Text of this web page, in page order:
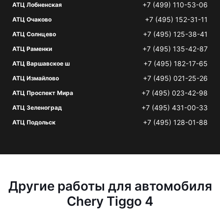
АТЦ Лобненская +7 (499) 110-53-06
АТЦ Очаково +7 (495) 152-31-11
АТЦ Солнцево +7 (495) 125-38-41
АТЦ Раменки +7 (495) 135-42-87
АТЦ Варшавское ш +7 (495) 182-17-65
АТЦ Измайлово +7 (495) 021-25-26
АТЦ Проспект Мира +7 (495) 023-42-98
АТЦ Зеленоград +7 (495) 431-00-33
АТЦ Подольск +7 (495) 128-01-88
Другие работы для автомобиля
Chery Tiggo 4